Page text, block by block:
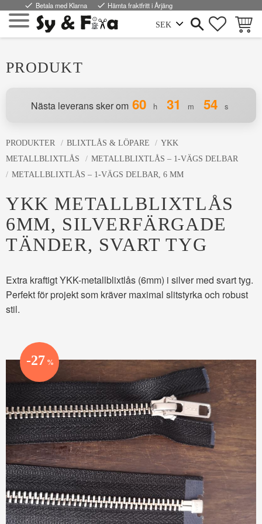
Meny
done Betala med Klarna done Hämta fraktfritt i Årjäng
PRODUKT
Nästa leverans sker om 60 h 31 m 54 s
PRODUKTER BLIXTLÅS & LÖPARE
YKK
METALLBLIXTLÅS
METALLBLIXTLÅS – 1-VÄGS DELBAR
METALLBLIXTLÅS – 1-VÄGS DELBAR, 6 MM
YKK METALLBLIXTLÅS
6MM, SILVERFÄRGADE
TÄNDER, SVART TYG
Extra kraftigt YKK-metallblixtlås (6mm) i silver med svart tyg.
Perfekt för projekt som kräver maximal slitstyrka och robust
stil.
27 %